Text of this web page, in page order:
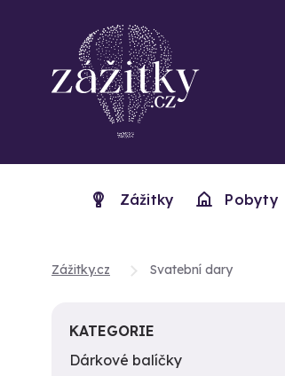
Zážitky Pobyty
Zážitky.cz Svatební dary
KATEGORIE
Dárkové balíčky